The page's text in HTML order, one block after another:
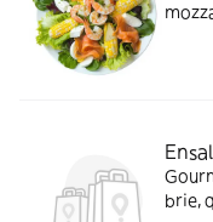
brie,